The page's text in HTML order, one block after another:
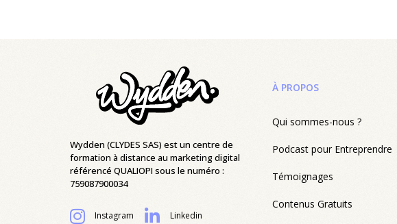
Wydden (CLYDES SAS) est un centre de
formation à distance au marketing digital
référencé QUALIOPI sous le numéro :
759087900034
Instagram Linkedin
À PROPOS
Qui sommes-nous ?
Podcast pour Entreprendre
Témoignages
Contenus Gratuits